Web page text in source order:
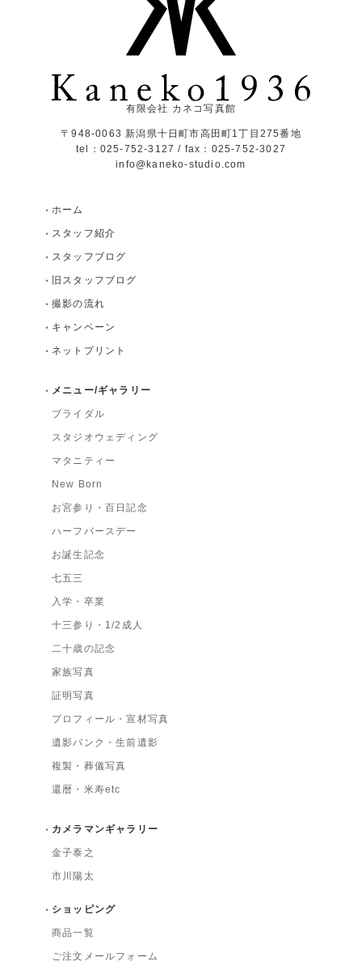
有限会社 カネコ写真館
〒948-0063 新潟県十日町市高田町1丁目275番地
tel：025-752-3127 / fax：025-752-3027
info@kaneko-studio.com
ホーム
スタッフ紹介
スタッフブログ
旧スタッフブログ
撮影の流れ
キャンペーン
ネットプリント
メニュー/ギャラリー
ブライダル
スタジオウェディング
マタニティー
New Born
お宮参り・百日記念
ハーフバースデー
お誕生記念
七五三
入学・卒業
十三参り・1/2成人
二十歳の記念
家族写真
証明写真
プロフィール・宣材写真
遺影バンク・生前遺影
複製・葬儀写真
還暦・米寿etc
カメラマンギャラリー
金子泰之
市川陽太
ショッピング
商品一覧
ご注文メールフォーム